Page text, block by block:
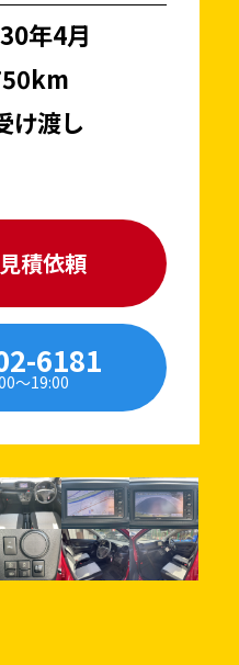
年4月
け渡し
積依頼
6181
〜19:00